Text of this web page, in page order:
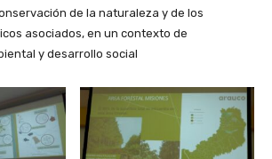
de la naturaleza y de los
asociados, en un contexto de
y desarrollo social